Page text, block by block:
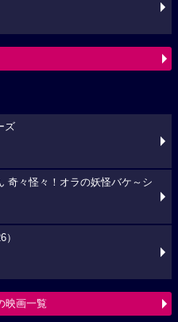
ズ
奇々怪々！オラの妖怪バケ～シ
映画一覧